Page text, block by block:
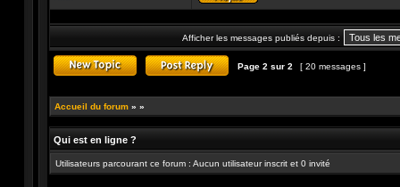
Profil
Afficher les messages publiés depuis :
Page 2 sur 2 [ 20 messages ]
Accueil du forum » »
Qui est en ligne ?
Utilisateurs parcourant ce forum : Aucun utilisateur inscrit et 0 invité